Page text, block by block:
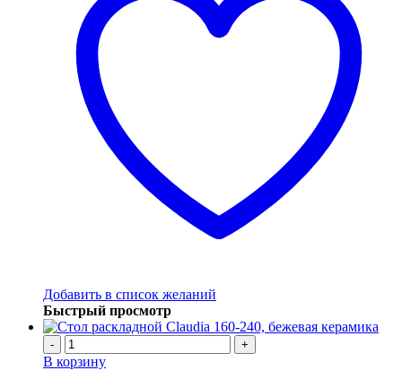
Добавить в список желаний
Быстрый просмотр
- +
В корзину